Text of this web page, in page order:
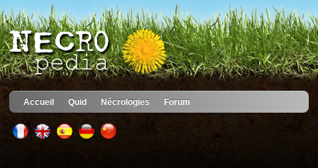
Accueil Quid Nécrologies Forum